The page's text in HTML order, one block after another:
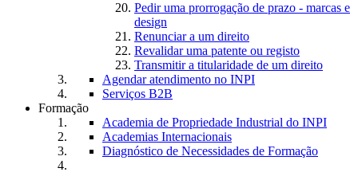
Pedir uma prorrogação de prazo - marcas e
design
Renunciar a um direito
Revalidar uma patente ou registo
Transmitir a titularidade de um direito
Agendar atendimento no INPI
Serviços B2B
Formação
Academia de Propriedade Industrial do INPI
Academias Internacionais
Diagnóstico de Necessidades de Formação